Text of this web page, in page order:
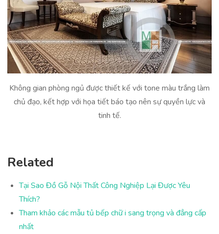
Không gian phòng ngủ được thiết kế với tone màu trắng làm
chủ đạo, kết hợp với họa tiết báo tạo nên sự quyền lực và
tinh tế.
Related
Tại Sao Đồ Gỗ Nội Thất Công Nghiệp Lại Được Yêu
Thích?
Tham khảo các mẫu tủ bếp chữ i sang trọng và đẳng cấp
nhất